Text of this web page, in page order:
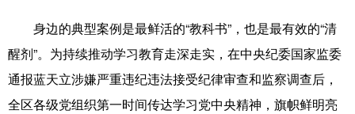
身边的典型案例是最鲜活的“教科书”，也是最有效的“清
醒剂”。为持续推动学习教育走深走实，在中央纪委国家监委
通报蓝天立涉嫌严重违纪违法接受纪律审查和监察调查后，
全区各级党组织第一时间传达学习党中央精神，旗帜鲜明亮